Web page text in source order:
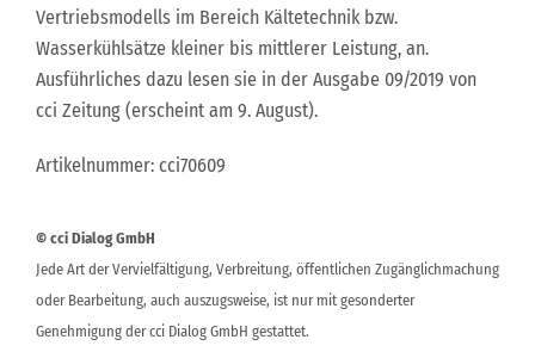
Vertriebsmodells im Bereich Kältetechnik bzw.
Wasserkühlsätze kleiner bis mittlerer Leistung, an.
Ausführliches dazu lesen sie in der Ausgabe 09/2019 von
cci Zeitung (erscheint am 9. August).
Artikelnummer: cci70609
© cci Dialog GmbH
Jede Art der Vervielfältigung, Verbreitung, öffentlichen Zugänglichmachung
oder Bearbeitung, auch auszugsweise, ist nur mit gesonderter
Genehmigung der cci Dialog GmbH gestattet.